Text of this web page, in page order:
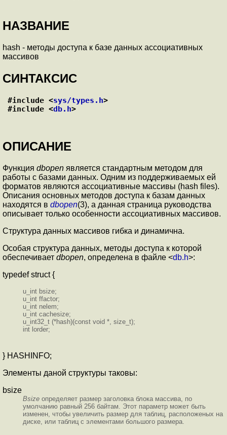
НАЗВАНИЕ
hash - методы доступа к базе данных ассоциативных
массивов
СИНТАКСИС
#include <sys/types.h>
#include <db.h
ОПИСАНИЕ
Функция dbopen является стандартным методом для
работы с базами данных. Одним из поддерживаемых ей
форматов являются ассоциативные массивы (hash files).
Описания основных методов доступа к базам данных
находятся в dbopen(3), а данная страница руководства
описывает только особенности ассоциативных массивов.
Структура данных массивов гибка и динамична.
Особая структура данных, методы доступа к которой
обеспечивает dbopen, определена в файле <db.h>:
typedef struct {
u_int bsize;
u_int ffactor;
u_int nelem;
u_int cachesize;
u_int32_t (*hash)(const void *, size_t);
int lorder;
} HASHINFO;
Элементы даной структуры таковы:
bsize
Bsize определяет размер заголовка блока массива, по
умолчанию равный 256 байтам. Этот параметр может быть
изменен, чтобы увеличить размер для таблиц, расположеных на
диске, или таблиц с элементами большого размера.